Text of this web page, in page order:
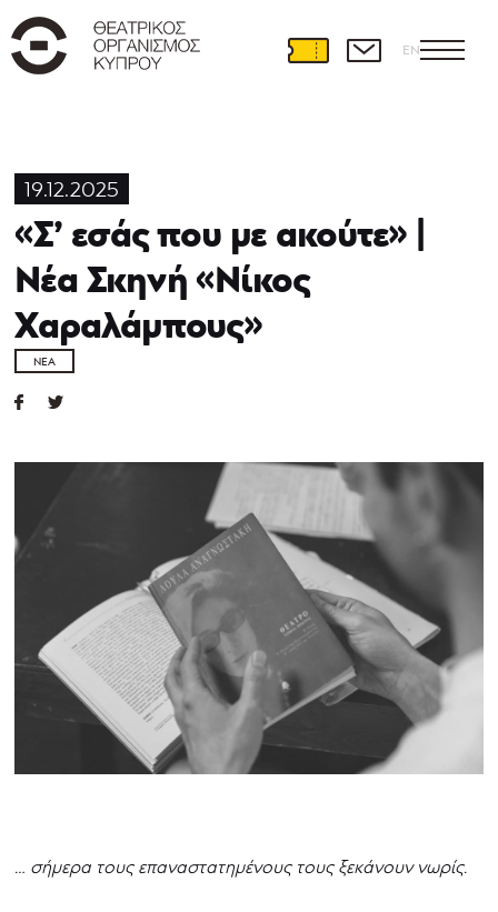
EN
19.12.2025
«Σ’ εσάς που με ακούτε» |
Νέα Σκηνή «Νίκος
Χαραλάμπους»
ΝΈΑ
… σήμερα τους επαναστατημένους τους ξεκάνουν νωρίς.